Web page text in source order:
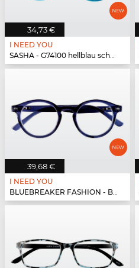
34,73 €
I NEED YOU
SASHA - G74100 hellblau schwarz
39,68 €
I NEED YOU
BLUEBREAKER FASHION - BLUEBR Fashion G79700 blau